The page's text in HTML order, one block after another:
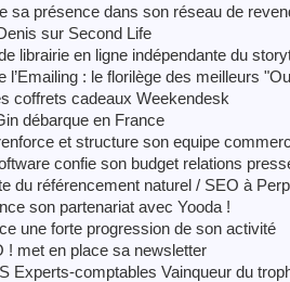
sa présence dans son réseau de
sur Second Life
librairie en ligne indépendante du
l’Emailing : le florilège des meilleurs
coffrets cadeaux Weekendesk
débarque en France
et structure son equipe
confie son budget relations
du référencement naturel / SEO à
son partenariat avec Yooda !
une forte progression de son activité
! met en place sa newsletter
Experts-comptables Vainqueur du